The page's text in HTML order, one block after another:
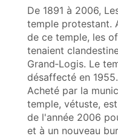
De 1891 à 2006,
temple protestant.
de ce temple, les
tenaient
Grand‑Logis. Le
désaffecté en 1955.
Acheté par la
temple, vétuste,
de l'année 2006
et à un nouveau